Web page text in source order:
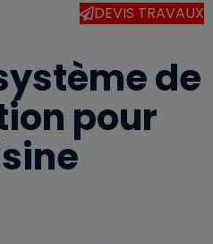
DEVIS TRAVAUX
de
pour